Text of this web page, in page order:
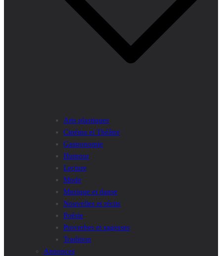
Arts plastiques
Cinéma et Théâtre
Gastronomie
Humour
Lecture
Mode
Musique et danse
Nouvelles et récits
Poésie
Proverbes et sagesses
Tradition
Annonces